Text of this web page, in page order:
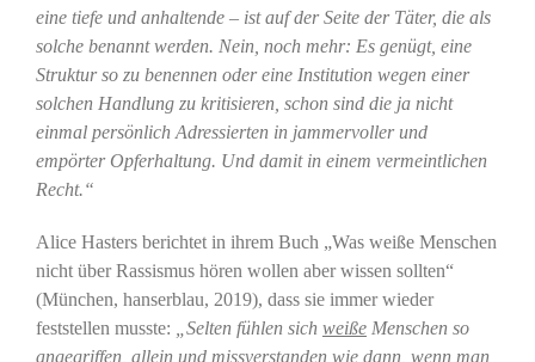
eine tiefe und anhaltende – ist auf der Seite der Täter, die als
solche benannt werden. Nein, noch mehr: Es genügt, eine
Struktur so zu benennen oder eine Institution wegen einer
solchen Handlung zu kritisieren, schon sind die ja nicht
einmal persönlich Adressierten in jammervoller und
empörter Opferhaltung. Und damit in einem vermeintlichen
Recht.“
Alice Hasters berichtet in ihrem Buch „Was weiße Menschen
nicht über Rassismus hören wollen aber wissen sollten“
(München, hanserblau, 2019), dass sie immer wieder
feststellen musste:
„Selten fühlen sich weißeMenschen so
angegriffen, allein und missverstanden wie dann, wenn man